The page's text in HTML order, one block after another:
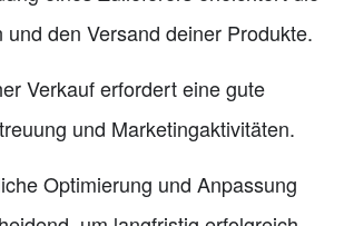
und den Versand deiner Produkte.
Verkauf erfordert eine gute
und Marketingaktivitäten.
Optimierung und Anpassung